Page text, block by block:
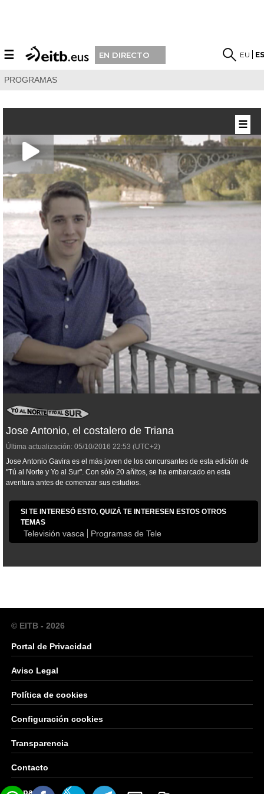
☰ EN DIRECTO EU
PROGRAMAS
Jose Antonio, el costalero de Triana
Última actualización: 05/10/2016 22:53 (UTC+2)
Jose Antonio Gavira es el más joven de los concursantes de esta edición de
"Tú al Norte y Yo al Sur". Con sólo 20 añitos, se ha embarcado en esta
aventura antes de comenzar sus estudios.
SI TE INTERESÓ ESTO, QUIZÁ TE INTERESEN ESTOS OTROS
TEMAS
Televisión vasca Programas de Tele
☰
© EITB - 2026
Portal de Privacidad
Aviso Legal
Política de cookies
Configuración cookies
Transparencia
Contacto
Mapa Web